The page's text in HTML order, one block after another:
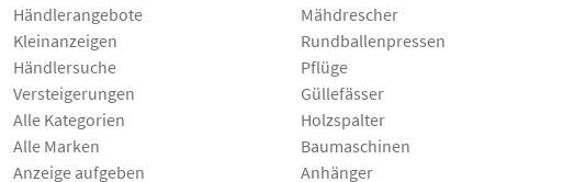
Händlerangebote
Kleinanzeigen
Händlersuche
Versteigerungen
Alle Kategorien
Alle Marken
Anzeige aufgeben
Mähdrescher
Rundballenpressen
Pflüge
Güllefässer
Holzspalter
Baumaschinen
Anhänger